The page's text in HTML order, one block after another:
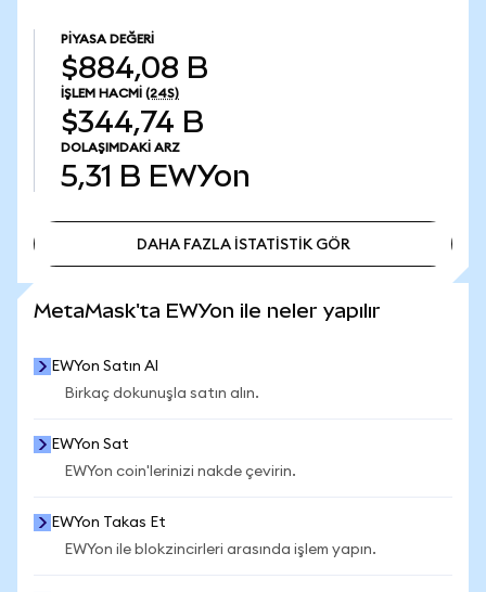
PIYASA DEĞERI
$884,08 B
İŞLEM HACMI (24S)
$344,74 B
DOLAŞIMDAKI ARZ
5,31 B EWYon
DAHA FAZLA İSTATİSTİK GÖR
MetaMask'ta EWYon ile neler yapılır
EWYon Satın Al
Birkaç dokunuşla satın alın.
EWYon Sat
EWYon coin'lerinizi nakde çevirin.
EWYon Takas Et
EWYon ile blokzincirleri arasında işlem yapın.